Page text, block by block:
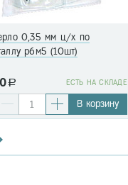
0,35 мм ц/х по
р6м5 (10шт)
a EСТЬ НА СКЛАДЕ
В корзину